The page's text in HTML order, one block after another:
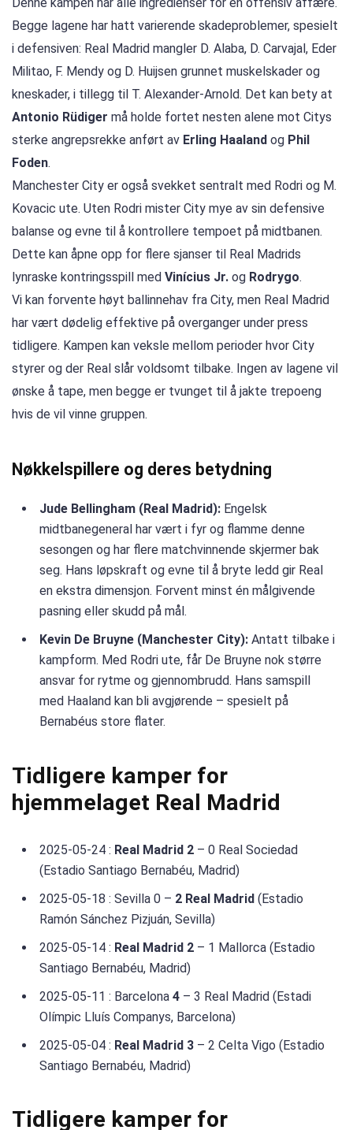
Begge lagene har hatt varierende skadeproblemer, spesielt
i defensiven: Real Madrid mangler D. Alaba, D. Carvajal, Eder
Militao, F. Mendy og D. Huijsen grunnet muskelskader og
kneskader, i tillegg til T. Alexander-Arnold. Det kan bety at
Antonio Rüdiger må holde fortet nesten alene mot Citys
sterke angrepsrekke anført av Erling Haaland og Phil
Foden.
Manchester City er også svekket sentralt med Rodri og M.
Kovacic ute. Uten Rodri mister City mye av sin defensive
balanse og evne til å kontrollere tempoet på midtbanen.
Dette kan åpne opp for flere sjanser til Real Madrids
lynraske kontringsspill med Vinícius Jr. og Rodrygo.
Vi kan forvente høyt ballinnehav fra City, men Real Madrid
har vært dødelig effektive på overganger under press
tidligere. Kampen kan veksle mellom perioder hvor City
styrer og der Real slår voldsomt tilbake. Ingen av lagene vil
ønske å tape, men begge er tvunget til å jakte trepoeng
hvis de vil vinne gruppen.
Nøkkelspillere og deres betydning
Jude Bellingham (Real Madrid): Engelsk
midtbanegeneral har vært i fyr og flamme denne
sesongen og har flere matchvinnende skjermer bak
seg. Hans løpskraft og evne til å bryte ledd gir Real
en ekstra dimensjon. Forvent minst én målgivende
pasning eller skudd på mål.
Kevin De Bruyne (Manchester City): Antatt tilbake i
kampform. Med Rodri ute, får De Bruyne nok større
ansvar for rytme og gjennombrudd. Hans samspill
med Haaland kan bli avgjørende – spesielt på
Bernabéus store flater.
Tidligere kamper for
hjemmelaget Real Madrid
2025-05-24 : Real Madrid 2 – 0 Real Sociedad
(Estadio Santiago Bernabéu, Madrid)
2025-05-18 : Sevilla 0 – 2 Real Madrid (Estadio
Ramón Sánchez Pizjuán, Sevilla)
2025-05-14 : Real Madrid 2 – 1 Mallorca (Estadio
Santiago Bernabéu, Madrid)
2025-05-11 : Barcelona 4 – 3 Real Madrid (Estadi
Olímpic Lluís Companys, Barcelona)
2025-05-04 : Real Madrid 3 – 2 Celta Vigo (Estadio
Santiago Bernabéu, Madrid)
Tidligere kamper for